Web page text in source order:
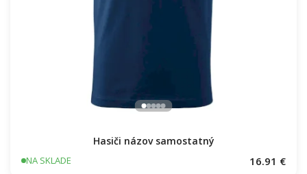
Hasiči názov samostatný
NA SKLADE 16.91 €